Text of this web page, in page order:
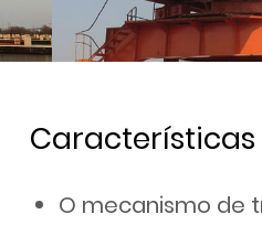
Características
O mecanismo de